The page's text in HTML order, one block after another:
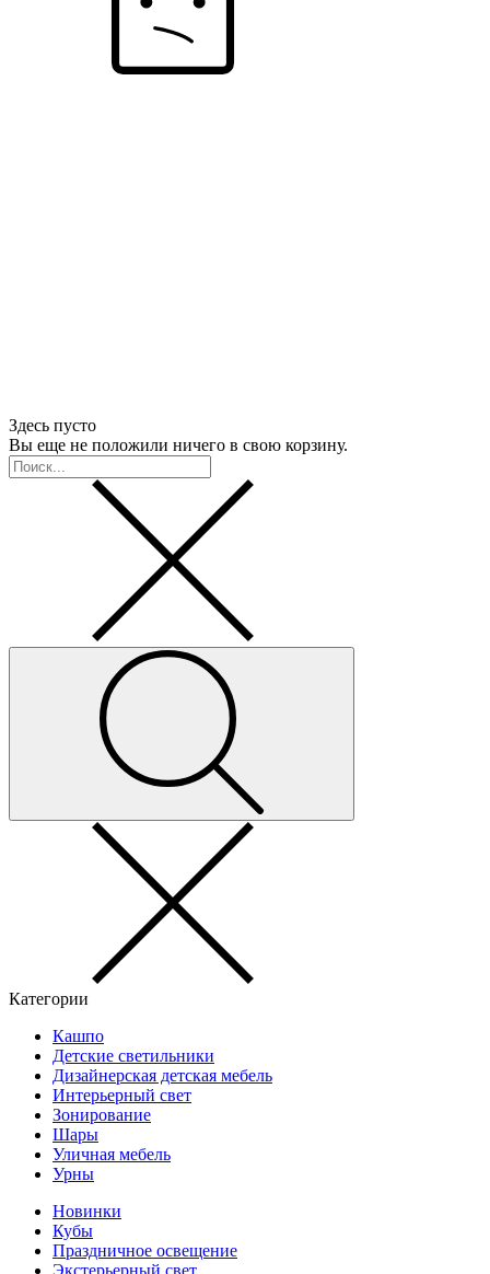
Здесь пусто
Вы еще не положили ничего в свою корзину.
Категории
Кашпо
Детские светильники
Дизайнерская детская мебель
Интерьерный свет
Зонирование
Шары
Уличная мебель
Урны
Новинки
Кубы
Праздничное освещение
Экстерьерный свет